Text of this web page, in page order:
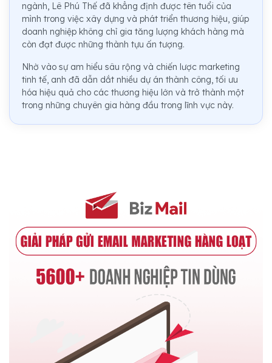
ngành, Lê Phú Thế đã khẳng định được tên tuổi của
mình trong việc xây dựng và phát triển thương hiệu, giúp
doanh nghiệp không chỉ gia tăng lượng khách hàng mà
còn đạt được những thành tựu ấn tượng.
Nhờ vào sự am hiểu sâu rộng và chiến lược marketing
tinh tế, anh đã dẫn dắt nhiều dự án thành công, tối ưu
hóa hiệu quả cho các thương hiệu lớn và trở thành một
trong những chuyên gia hàng đầu trong lĩnh vực này.